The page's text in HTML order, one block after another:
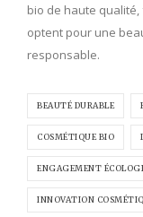
bio de haute
optent pour une
responsable.
BEAUTÉ DURABLE
COSMÉTIQUE BIO
ENGAGEMENT
INNOVATION